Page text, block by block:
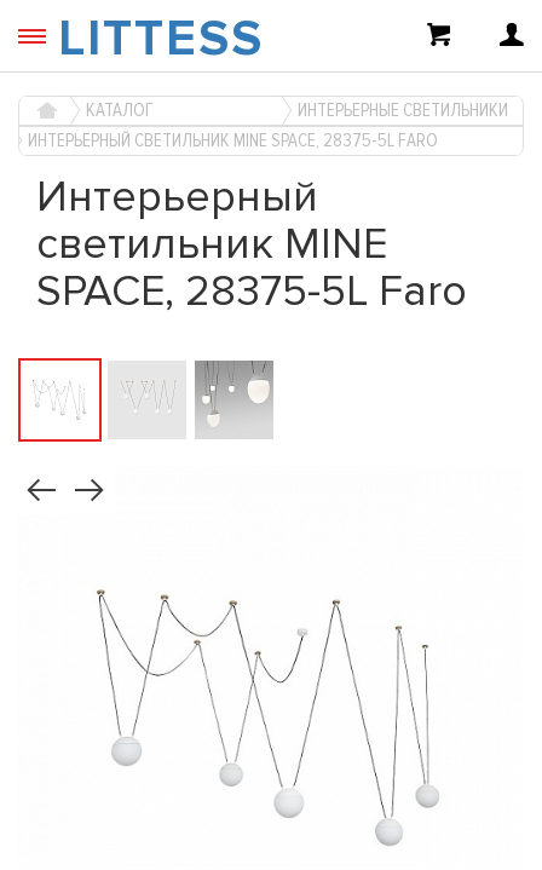
LITTESS
КАТАЛОГ
ИНТЕРЬЕРНЫЕ СВЕТИЛЬНИКИ
ИНТЕРЬЕРНЫЙ СВЕТИЛЬНИК MINE SPACE, 28375-5L FARO
Интерьерный
светильник MINE
SPACE, 28375-5L Faro